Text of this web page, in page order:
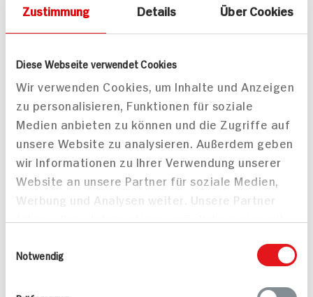
Zustimmung Details Über Cookies
Diese Webseite verwendet Cookies
Wir verwenden Cookies, um Inhalte und Anzeigen
zu personalisieren, Funktionen für soziale
Medien anbieten zu können und die Zugriffe auf
unsere Website zu analysieren. Außerdem geben
wir Informationen zu Ihrer Verwendung unserer
Website an unsere Partner für soziale Medien,
Werbung und Analysen weiter. Unsere Partner
bereitgestellt haben oder die sie im Rahmen
Notwendig
Wüstenpatrouil
1 Stück
14.99
1St Packung
8x verfügbar
19.
3x verfügbar
14.99